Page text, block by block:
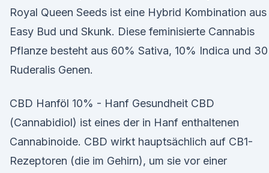
Royal Queen Seeds ist eine Hybrid Kombination aus
Easy Bud und Skunk. Diese feminisierte Cannabis
Pflanze besteht aus 60% Sativa, 10% Indica und
Ruderalis Genen.
CBD Hanföl 10% - Hanf Gesundheit CBD
(Cannabidiol) ist eines der in Hanf enthaltenen
Cannabinoide. CBD wirkt hauptsächlich auf CB1-
Rezeptoren (die im Gehirn), um sie vor einer